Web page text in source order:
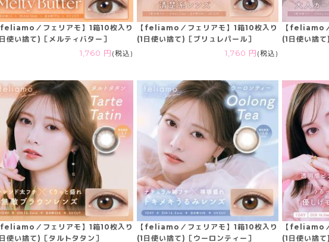
／フェリアモ】1箱10枚入り
使い捨て)［メルティバター］
1,760 円 (税込)
【feliamo／フェリアモ】1箱10枚入り
(1日使い捨て)［ブリュレパール］
1,760 円 (税込)
【feliamo
(1日使い捨て
／フェリアモ】1箱10枚入り
使い捨て)［タルトタタン］
【feliamo／フェリアモ】1箱10枚入り
(1日使い捨て)［ウーロンティー］
【feliamo
(1日使い捨て